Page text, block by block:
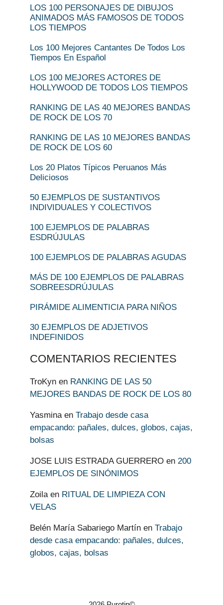
LOS 100 PERSONAJES DE DIBUJOS
ANIMADOS MÁS FAMOSOS DE TODOS
LOS TIEMPOS
Los 100 Mejores Cantantes De Todos Los
Tiempos En Español
LOS 100 MEJORES ACTORES DE
HOLLYWOOD DE TODOS LOS TIEMPOS
RANKING DE LAS 40 MEJORES BANDAS
DE ROCK DE LOS 70
RANKING DE LAS 10 MEJORES BANDAS
DE ROCK DE LOS 60
Los 20 Platos Típicos Peruanos Más
Deliciosos
50 EJEMPLOS DE SUSTANTIVOS
INDIVIDUALES Y COLECTIVOS
100 EJEMPLOS DE PALABRAS
ESDRÚJULAS
100 EJEMPLOS DE PALABRAS AGUDAS
MÁS DE 100 EJEMPLOS DE PALABRAS
SOBREESDRÚJULAS
PIRÁMIDE ALIMENTICIA PARA NIÑOS
30 EJEMPLOS DE ADJETIVOS
INDEFINIDOS
COMENTARIOS RECIENTES
TroKyn en RANKING DE LAS 50
MEJORES BANDAS DE ROCK DE LOS 80
Yasminaen Trabajo desde casa
empacando: pañales, dulces, globos, cajas,
bolsas
JOSE LUIS ESTRADA GUERRERO en 200
EJEMPLOS DE SINÓNIMOS
Zoilaen RITUAL DE LIMPIEZA CON
VELAS
Belén María Sabariego Martín en Trabajo
desde casa empacando: pañales, dulces,
globos, cajas, bolsas